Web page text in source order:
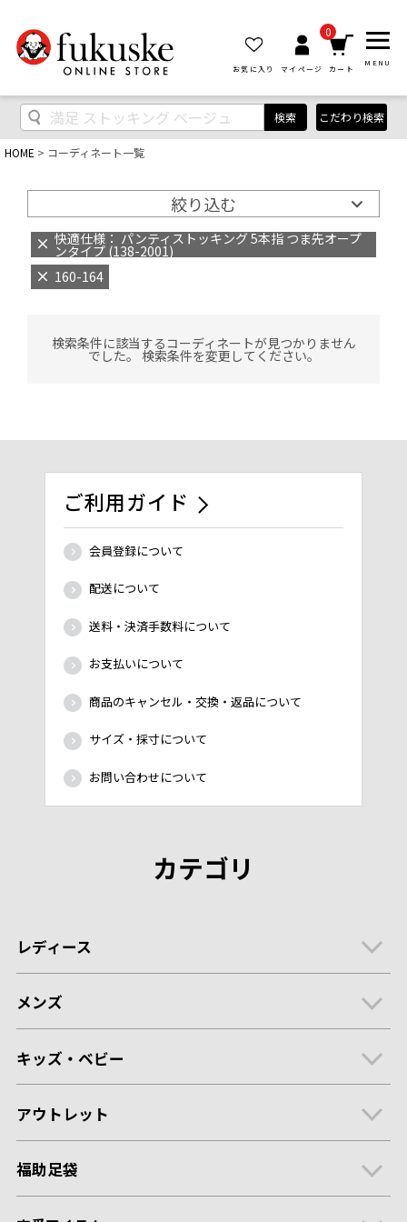
お気に入り マイページ
0
カート
MENU
検索 こだわり検索
HOME コーディネート一覧
絞り込む
快適仕様： パンティストッキング 5本指 つま先オープ
ンタイプ (138-2001)
160-164
検索条件に該当するコーディネートが見つかりません
でした。 検索条件を変更してください。
ご利用ガイド
会員登録について
配送について
送料・決済手数料について
お支払いについて
商品のキャンセル・交換・返品について
サイズ・採寸について
お問い合わせについて
カテゴリ
レディース
メンズ
キッズ・ベビー
アウトレット
福助足袋